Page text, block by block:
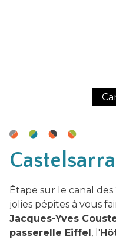
Étape sur le canal des
jolies pépites à vous
Jacques-Yves
passerelle Eiffel, l'